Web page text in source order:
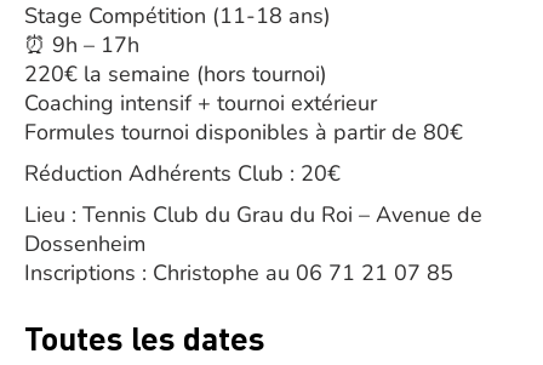
Stage Compétition (11-18 ans)
⏰ 9h – 17h
220€ la semaine (hors tournoi)
Coaching intensif + tournoi extérieur
Formules tournoi disponibles à partir de 80€
Réduction Adhérents Club : 20€
Lieu : Tennis Club du Grau du Roi – Avenue de
Dossenheim
Inscriptions : Christophe au 06 71 21 07 85
Toutes les dates